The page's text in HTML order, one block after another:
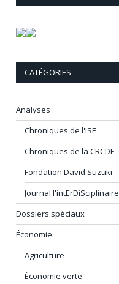
CATÉGORIES
Analyses
Chroniques de l'ISE
Chroniques de la CRCDE
Fondation David Suzuki
Journal l'intErDiSciplinaire
Dossiers spéciaux
Économie
Agriculture
Économie verte